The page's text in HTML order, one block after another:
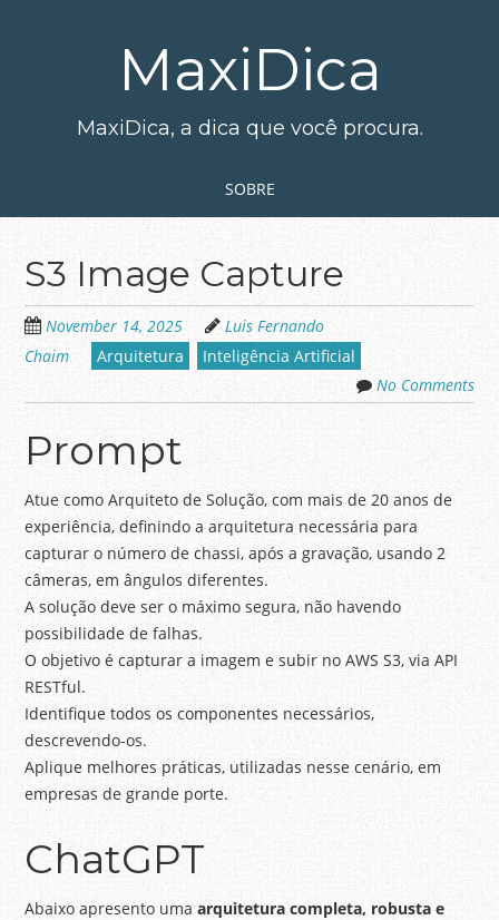
MaxiDica
MaxiDica, a dica que você procura.
SOBRE
S3 Image Capture
November 14, 2025
Luis Fernando
Chaim
Arquitetura
Inteligência Artificial
No Comments
Prompt
Atue como Arquiteto de Solução, com mais de 20 anos de
experiência, definindo a arquitetura necessária para
capturar o número de chassi, após a gravação, usando 2
câmeras, em ângulos diferentes.
A solução deve ser o máximo segura, não havendo
possibilidade de falhas.
O objetivo é capturar a imagem e subir no AWS S3, via API
RESTful.
Identifique todos os componentes necessários,
descrevendo-os.
Aplique melhores práticas, utilizadas nesse cenário, em
empresas de grande porte.
ChatGPT
Abaixo apresento umaarquitetura completa, robusta e